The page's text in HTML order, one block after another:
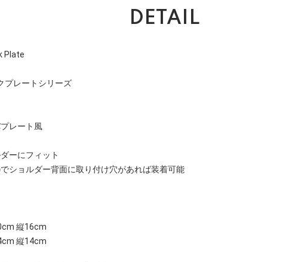
DETAIL
Plate
プレートシリーズ
レート風
ーにフィット
ショルダー背面に取り付け穴があれば装着可能
縦16cm
縦14cm